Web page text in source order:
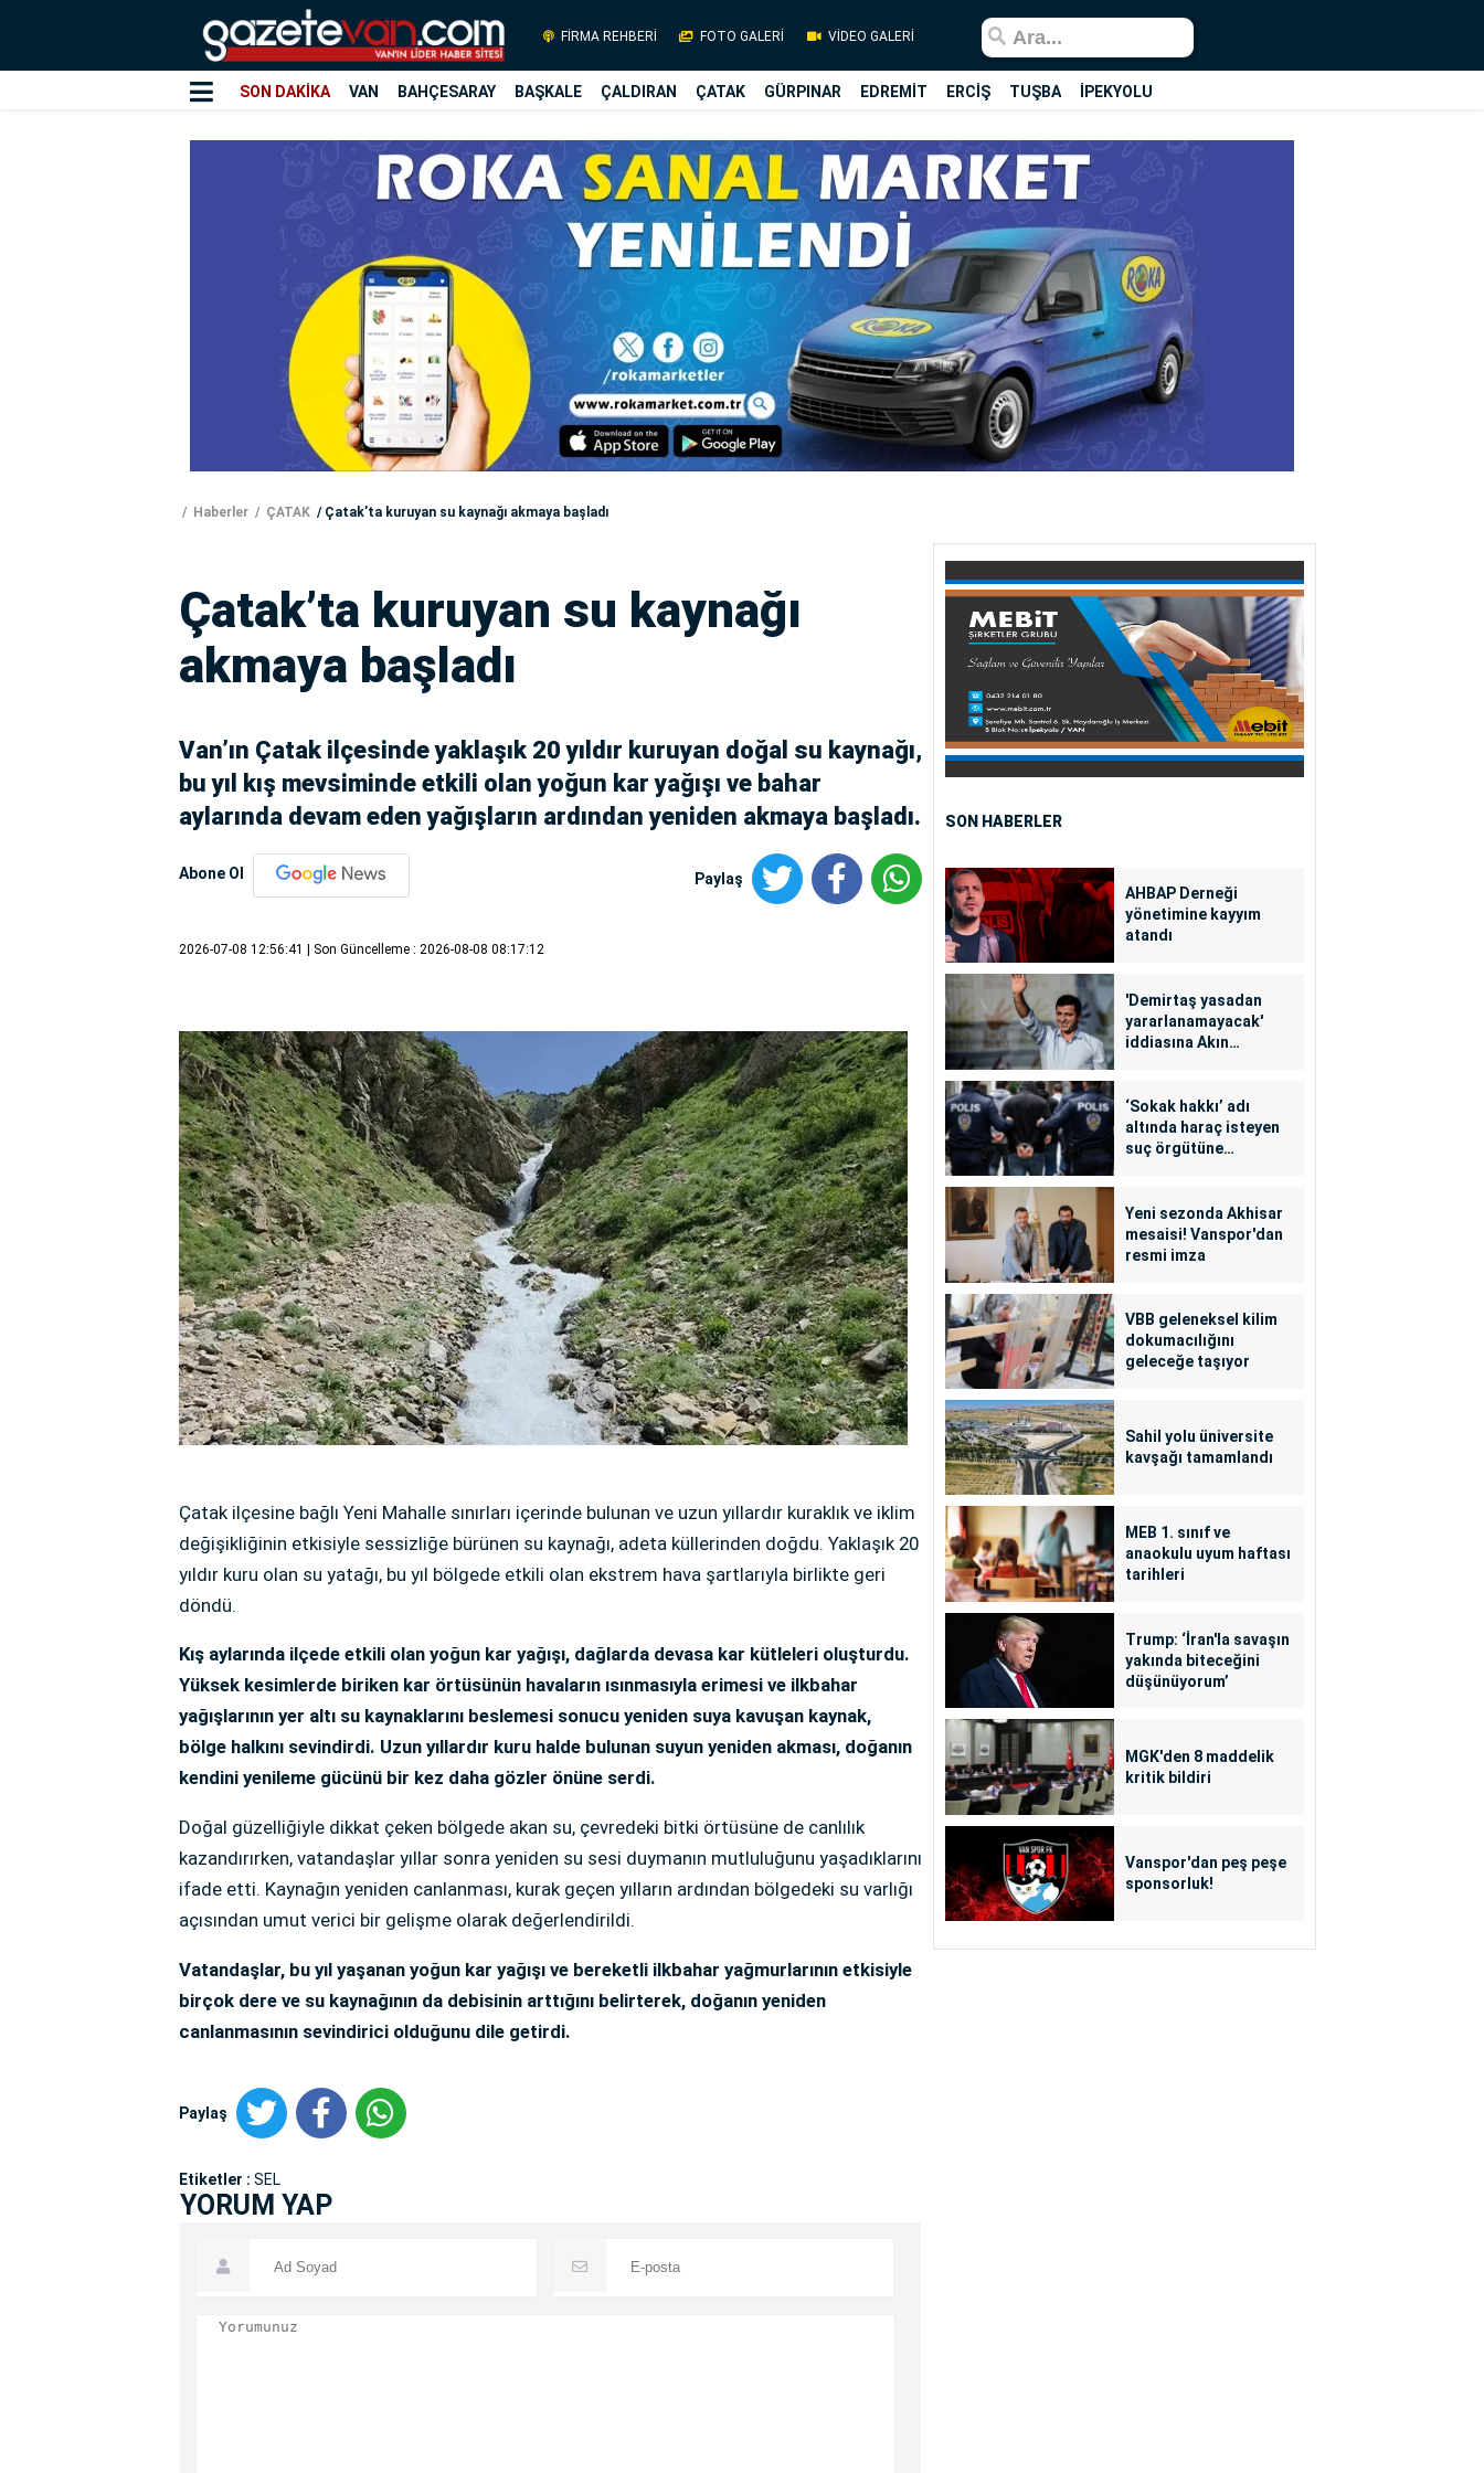
FİRMA REHBERİ FOTO GALERİ VİDEO GALERİ
SON DAKİKA VAN BAHÇESARAY BAŞKALE ÇALDIRAN ÇATAK GÜRPINAR EDREMİT ERCİŞ TUŞBA İPEKYOLU
Haberler ÇATAK Çatak’ta kuruyan su kaynağı akmaya başladı
Çatak’ta kuruyan su kaynağı
akmaya başladı
Van’ın Çatak ilçesinde yaklaşık 20 yıldır kuruyan doğal su kaynağı,
bu yıl kış mevsiminde etkili olan yoğun kar yağışı ve bahar
aylarında devam eden yağışların ardından yeniden akmaya başladı.
Abone Ol Paylaş
2026-07-08 12:56:41 | Son Güncelleme : 2026-08-08 08:17:12
Çatak ilçesine bağlı Yeni Mahalle sınırları içerinde bulunan ve uzun yıllardır kuraklık ve iklim
değişikliğinin etkisiyle sessizliğe bürünen su kaynağı, adeta küllerinden doğdu. Yaklaşık 20
yıldır kuru olan su yatağı, bu yıl bölgede etkili olan ekstrem hava şartlarıyla birlikte geri
döndü.
Kış aylarında ilçede etkili olan yoğun kar yağışı, dağlarda devasa kar kütleleri oluşturdu.
Yüksek kesimlerde biriken kar örtüsünün havaların ısınmasıyla erimesi ve ilkbahar
yağışlarının yer altı su kaynaklarını beslemesi sonucu yeniden suya kavuşan kaynak,
bölge halkını sevindirdi. Uzun yıllardır kuru halde bulunan suyun yeniden akması, doğanın
kendini yenileme gücünü bir kez daha gözler önüne serdi.
Doğal güzelliğiyle dikkat çeken bölgede akan su, çevredeki bitki örtüsüne de canlılık
kazandırırken, vatandaşlar yıllar sonra yeniden su sesi duymanın mutluluğunu yaşadıklarını
ifade etti. Kaynağın yeniden canlanması, kurak geçen yılların ardından bölgedeki su varlığı
açısından umut verici bir gelişme olarak değerlendirildi.
Vatandaşlar, bu yıl yaşanan yoğun kar yağışı ve bereketli ilkbahar yağmurlarının etkisiyle
birçok dere ve su kaynağının da debisinin arttığını belirterek, doğanın yeniden
canlanmasının sevindirici olduğunu dile getirdi.
Paylaş
Etiketler : SEL
YORUM YAP
SON HABERLER
AHBAP Derneği
yönetimine kayyım
atandı
'Demirtaş yasadan
yararlanamayacak'
iddiasına Akın
‘Sokak hakkı’ adı
altında haraç isteyen
suç örgütüne
Yeni sezonda Akhisar
mesaisi! Vanspor'dan
resmi imza
VBB geleneksel kilim
dokumacılığını
geleceğe taşıyor
Sahil yolu üniversite
kavşağı tamamlandı
MEB 1. sınıf ve
anaokulu uyum haftası
tarihleri
Trump: ‘İran'la savaşın
yakında biteceğini
düşünüyorum’
MGK'den 8 maddelik
kritik bildiri
Vanspor'dan peş peşe
sponsorluk!